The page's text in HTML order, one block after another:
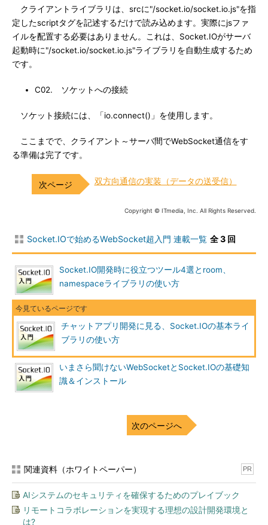
クライアントライブラリは、srcに"/socket.io/socket.io.js"を指
定したscriptタグを記述するだけで読み込めます。実際にjsファ
イルを配置する必要はありません。これは、Socket.IOがサーバ
起動時に"/socket.io/socket.io.js"ライブラリを自動生成するため
です。
C02. ソケットへの接続
ソケット接続には、「io.connect()」を使用します。
ここまでで、クライアント～サーバ間でWebSocket通信をす
る準備は完了です。
双方向通信の実装（データの送受信）
Copyright © ITmedia, Inc. All Rights Reserved.
Socket.IOで始めるWebSocket超入門 連載一覧 全 3 回
Socket.IO開発時に役立つツール4選とroom、
namespaceライブラリの使い方
チャットアプリ開発に見る、Socket.IOの基本ライ
ブラリの使い方
いまさら聞けないWebSocketとSocket.IOの基礎知
識＆インストール
次のページへ
関連資料（ホワイトペーパー） PR
AIシステムのセキュリティを確保するためのプレイブック
リモートコラボレーションを実現する理想の設計開発環境と
は?